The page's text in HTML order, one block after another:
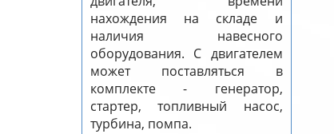
нахождения на складе и
наличия навесного
оборудования. С двигателем
может поставляться в
комплекте - генератор,
стартер, топливный насос,
турбина, помпа.